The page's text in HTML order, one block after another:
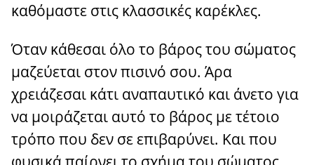
καθόμαστε στις κλασσικές καρέκλες.
Όταν κάθεσαι όλο το βάρος του σώματος
μαζεύεται στον πισινό σου. Άρα
χρειάζεσαι κάτι αναπαυτικό και άνετο για
να μοιράζεται αυτό το βάρος με τέτοιο
τρόπο που δεν σε επιβαρύνει. Και που